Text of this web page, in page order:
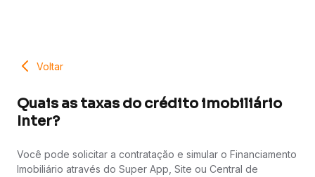
Voltar
Quais as taxas do crédito imobiliário
Inter?
Você pode solicitar a contratação e simular o Financiamento
Imobiliário através do Super App, Site ou Central de